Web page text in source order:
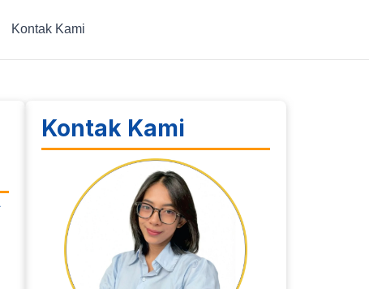
Kontak Kami
Kontak Kami